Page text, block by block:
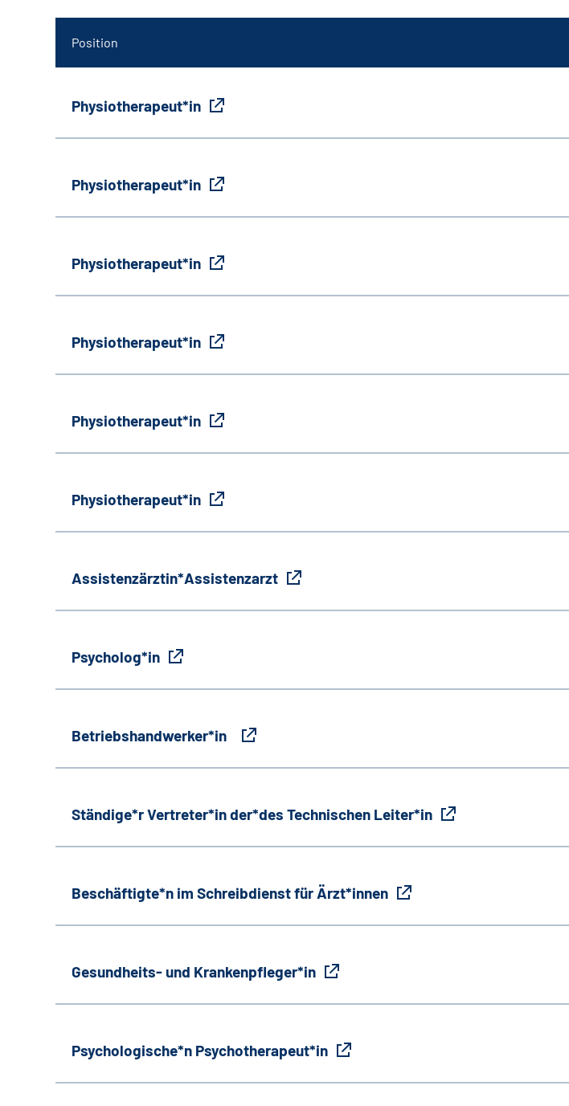
Position
Physiotherapeut*in
Physiotherapeut*in
Physiotherapeut*in
Physiotherapeut*in
Physiotherapeut*in
Physiotherapeut*in
Assistenzärztin*Assistenzarzt
Psycholog*in
Betriebshandwerker*in
Ständige*r Vertreter*in der*des Technischen Leiter*in
Beschäftigte*n im Schreibdienst für Ärzt*innen
Gesundheits- und Krankenpfleger*in
Psychologische*n Psychotherapeut*in